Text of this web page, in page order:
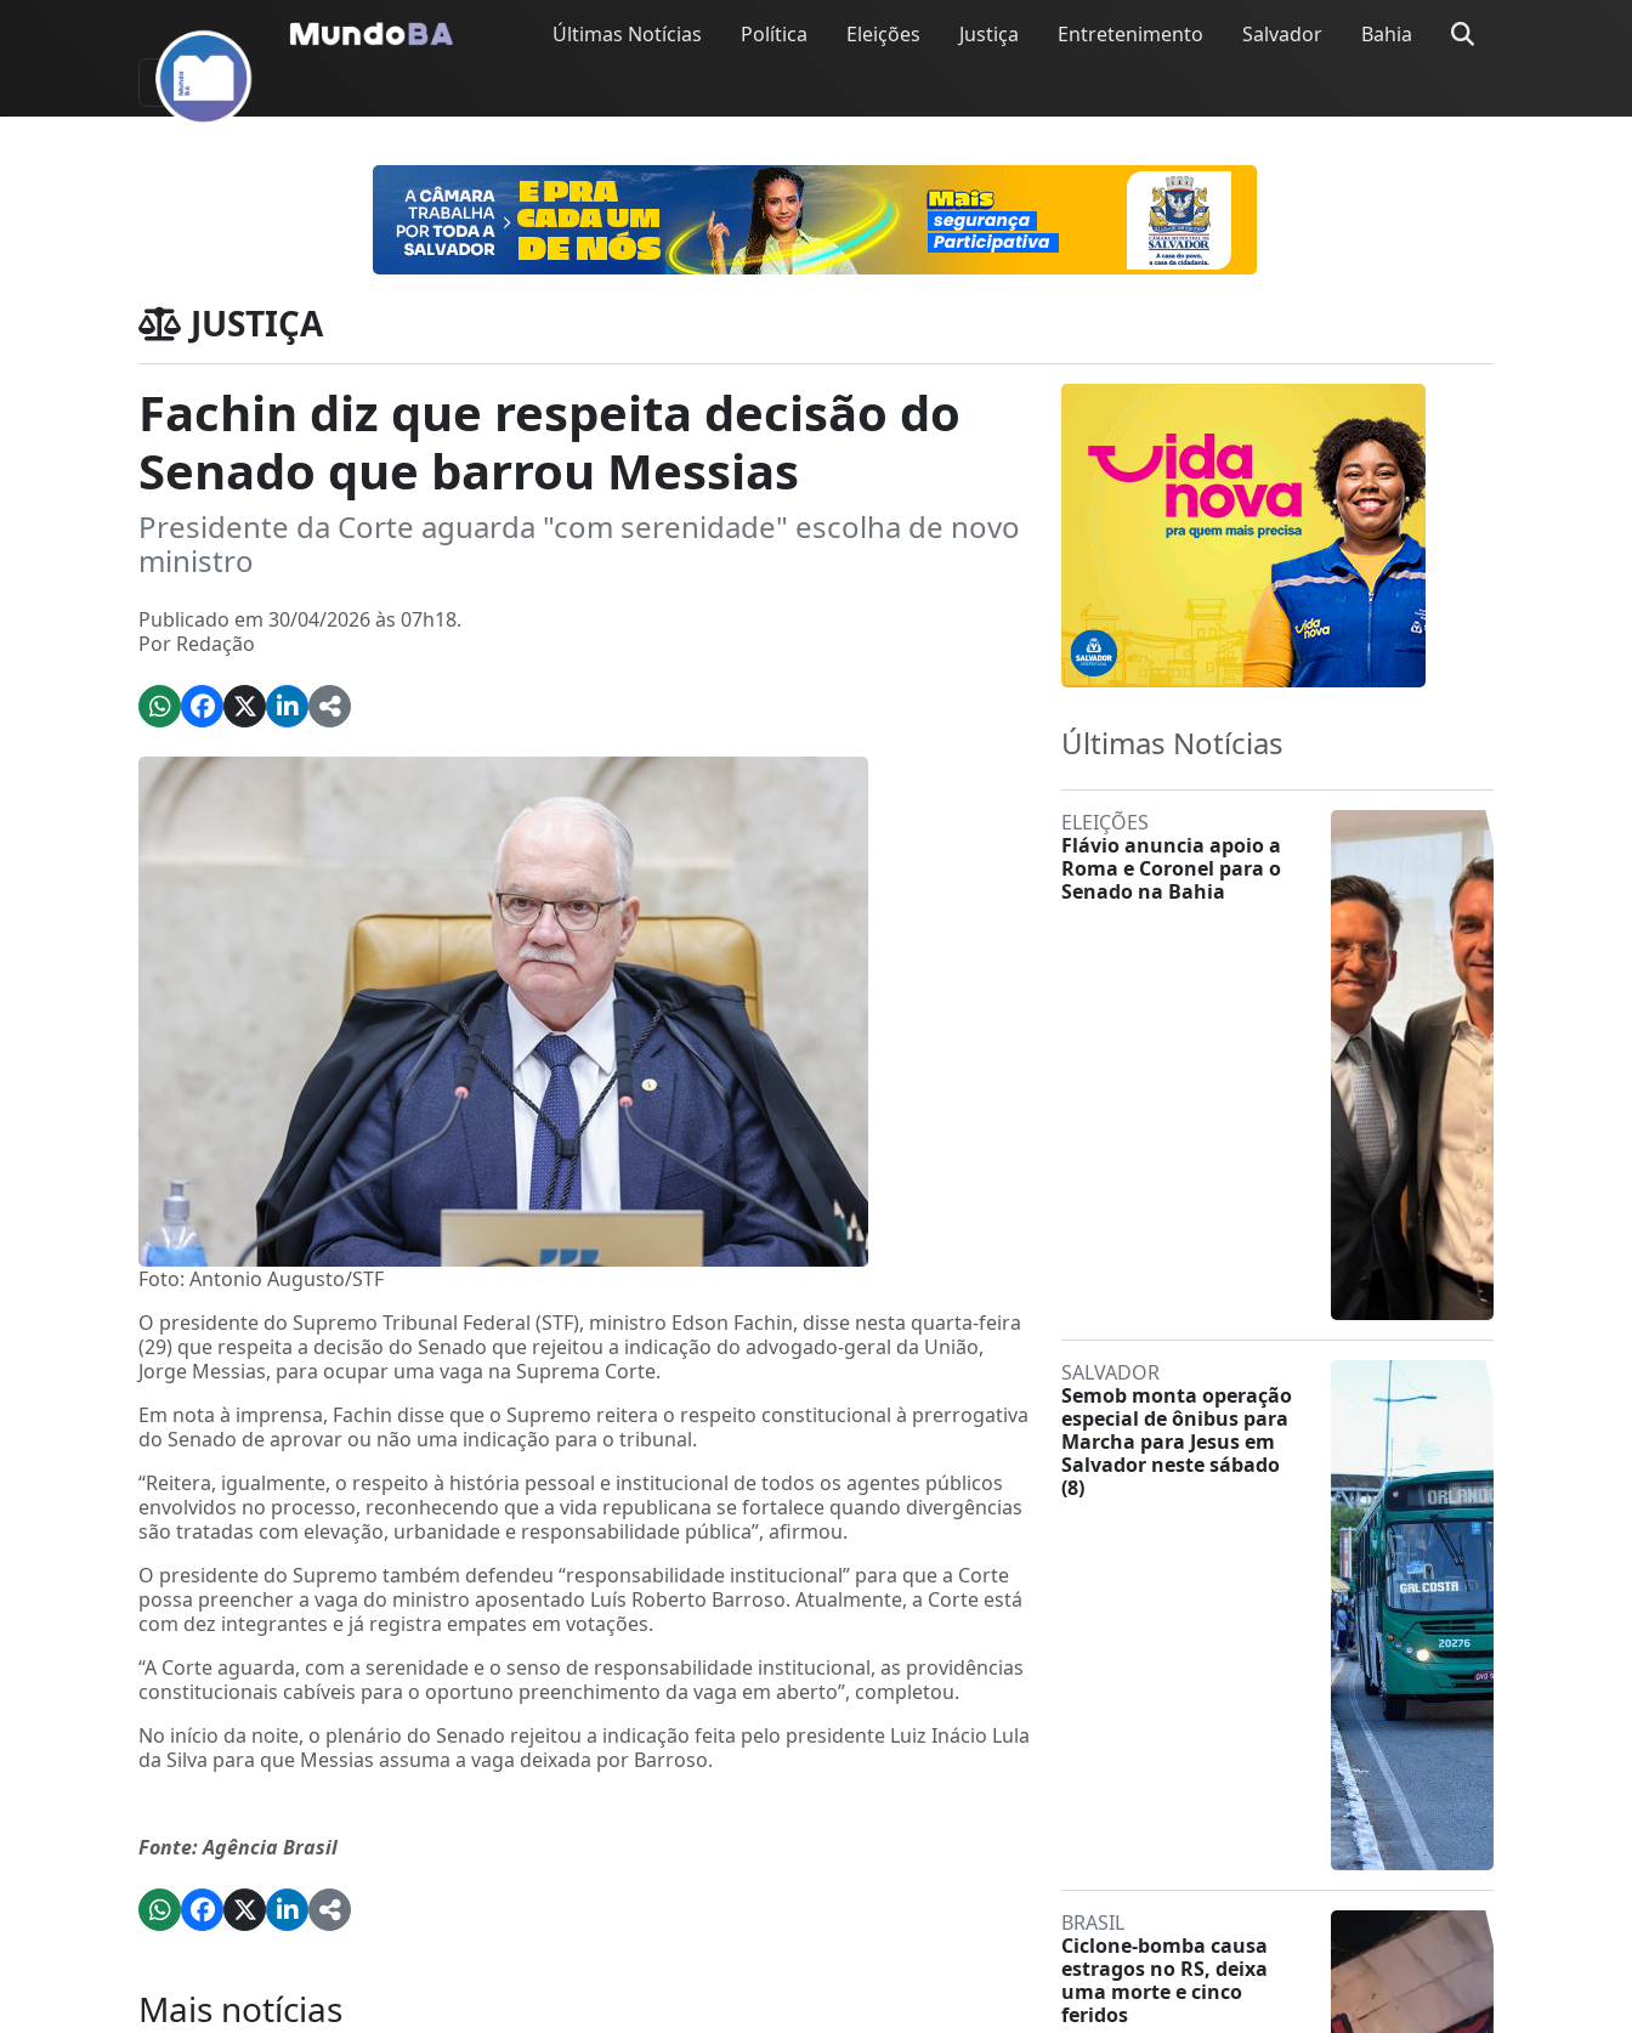
Últimas Notícias Política Eleições Justiça Entretenimento Salvador Bahia
JUSTIÇA
Fachin diz que respeita decisão do
Senado que barrou Messias
Presidente da Corte aguarda "com serenidade" escolha de novo
ministro
Publicado em 30/04/2026 às 07h18.
Por Redação
Foto: Antonio Augusto/STF
O presidente do Supremo Tribunal Federal (STF), ministro Edson Fachin, disse nesta quarta-feira
(29) que respeita a decisão do Senado que rejeitou a indicação do advogado-geral da União,
Jorge Messias, para ocupar uma vaga na Suprema Corte.
Em nota à imprensa, Fachin disse que o Supremo reitera o respeito constitucional à prerrogativa
do Senado de aprovar ou não uma indicação para o tribunal.
“Reitera, igualmente, o respeito à história pessoal e institucional de todos os agentes públicos
envolvidos no processo, reconhecendo que a vida republicana se fortalece quando divergências
são tratadas com elevação, urbanidade e responsabilidade pública”, afirmou.
O presidente do Supremo também defendeu “responsabilidade institucional” para que a Corte
possa preencher a vaga do ministro aposentado Luís Roberto Barroso. Atualmente, a Corte está
com dez integrantes e já registra empates em votações.
“A Corte aguarda, com a serenidade e o senso de responsabilidade institucional, as providências
constitucionais cabíveis para o oportuno preenchimento da vaga em aberto”, completou.
No início da noite, o plenário do Senado rejeitou a indicação feita pelo presidente Luiz Inácio Lula
da Silva para que Messias assuma a vaga deixada por Barroso.
Fonte: Agência Brasil
Mais notícias
Últimas Notícias
ELEIÇÕES
Flávio anuncia apoio a
Roma e Coronel para o
Senado na Bahia
SALVADOR
Semob monta operação
especial de ônibus para
Marcha para Jesus em
Salvador neste sábado
(8)
BRASIL
Ciclone-bomba causa
estragos no RS, deixa
uma morte e cinco
feridos